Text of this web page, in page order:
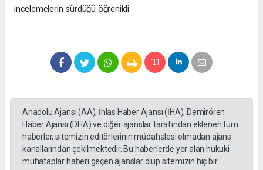
incelemelerin sürdüğü öğrenildi.
Anadolu Ajansı (AA), İhlas Haber Ajansı (İHA), Demirören
Haber Ajansı (DHA) ve diğer ajanslar tarafından eklenen tüm
haberler, sitemizin editörlerinin müdahalesi olmadan ajans
kanallarından çekilmektedir. Bu haberlerde yer alan hukuki
muhataplar haberi geçen ajanslar olup sitemizin hiç bir